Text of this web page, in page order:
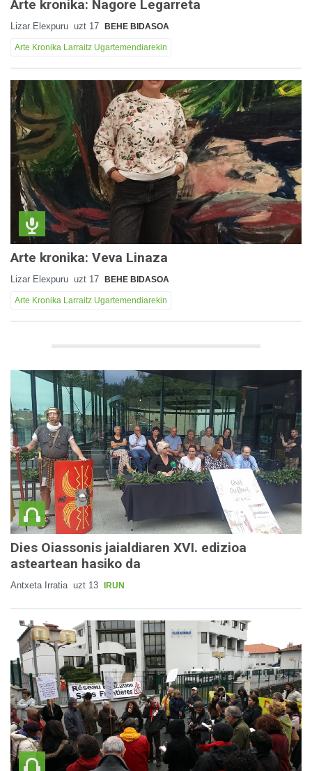
Arte kronika: Nagore Legarreta
Lizar Elexpuru uzt 17 BEHE BIDASOA
Arte Kronika Larraitz Ugartemendiarekin
Arte kronika: Veva Linaza
Lizar Elexpuru uzt 17 BEHE BIDASOA
Arte Kronika Larraitz Ugartemendiarekin
Dies Oiassonis jaialdiaren XVI. edizioa
asteartean hasiko da
Antxeta Irratia uzt 13 IRUN